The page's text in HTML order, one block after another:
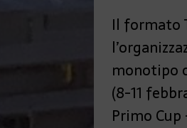
Il formato
monotipo
(8-11
Primo Cup